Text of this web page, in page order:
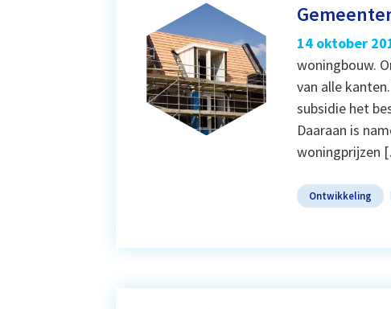
14 oktober
woningbouw.
van alle
subsidie het
Daaraan is
woningprijzen
Ontwikkeling